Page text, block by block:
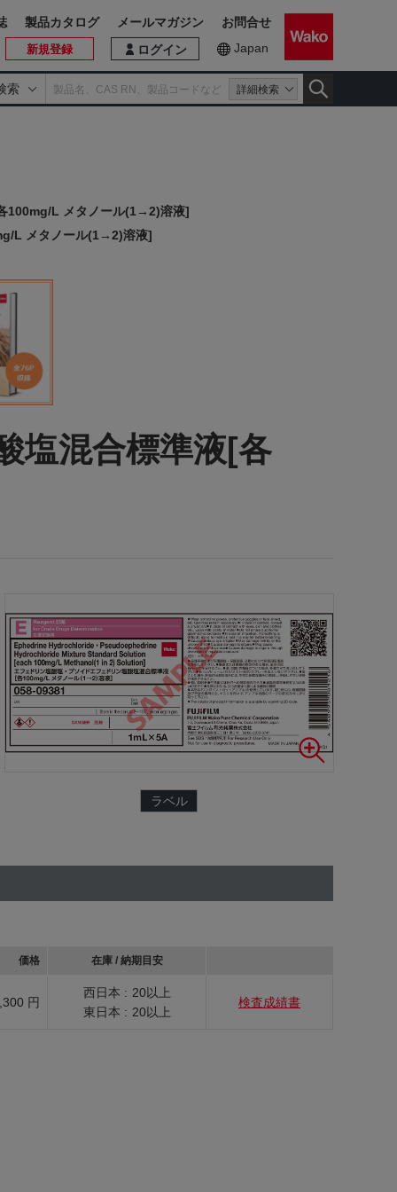
索 詳細検索
ログイン
新規登録 Japan
製品カタログ メールマガジン お問合せ
100mg/L メタノール(1→2)溶液]
L メタノール(1→2)溶液]
塩混合標準液[各
ラベル
価格 在庫 / 納期目安
円
西日本 : 20以上
東日本 : 20以上
検査成績書